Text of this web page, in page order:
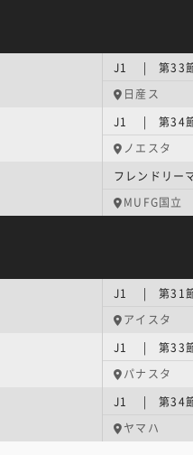
J1 | 第33
日産ス
J1 | 第34節
ノエスタ
フレンドリ
MUFG国立
J1 | 第31節
アイスタ
J1 | 第33
パナスタ
J1 | 第34
ヤマハ